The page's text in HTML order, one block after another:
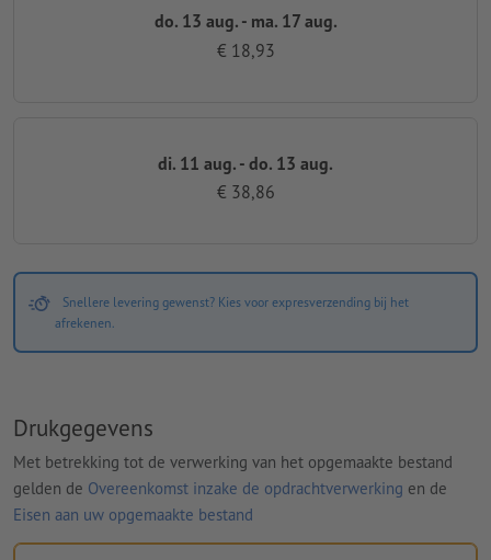
do. 13 aug. - ma. 17 aug.
€ 18,93
di. 11 aug. - do. 13 aug.
€ 38,86
Snellere levering gewenst? Kies voor expresverzending bij het
afrekenen.
Drukgegevens
Met betrekking tot de verwerking van het opgemaakte bestand
gelden de Overeenkomst inzake de opdrachtverwerking en de
Eisen aan uw opgemaakte bestand